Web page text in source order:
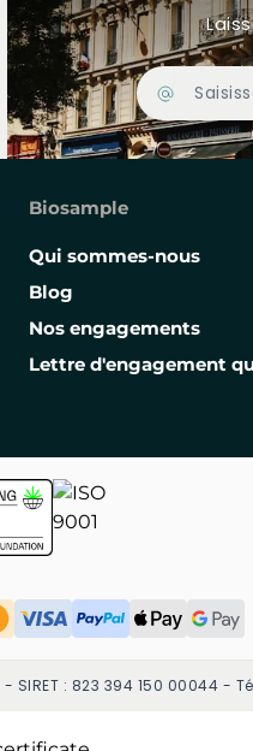
Adresse
Biosample
Qui sommes-nous
Blog
Nos engagements
Lettre d'engagement
: 823 394 150 00044 -